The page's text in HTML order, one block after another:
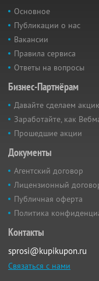
Основное
Публикации о нас
Вакансии
Правила сервиса
Ответы на вопросы
Бизнес-Партнёрам
Давайте сделаем
Заработайте, как
Прошедшие акции
Документы
Агентский договор
Лицензионный
Публичная оферта
Политика
Контакты
sprosi@kupikupon.ru
Связаться с нами